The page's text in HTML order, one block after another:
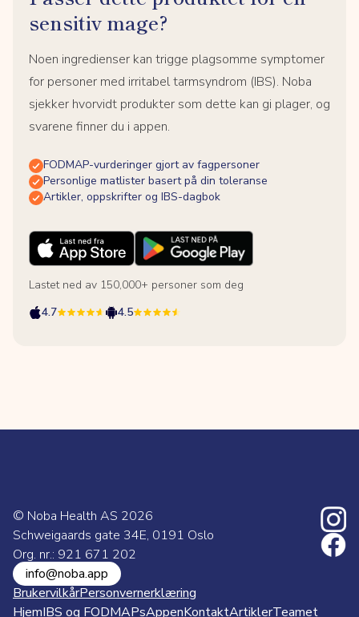
sensitiv mage?
Noen ingredienser kan trigge plagsomme symptomer
for personer med irritabel tarmsyndrom (IBS). Noba
sjekker hvorvidt produkter som dette kan gi plager, og
svarene finner du i appen.
FODMAP-vurderinger gjort av fagpersoner
Personlige matlister basert på din toleranse
Artikler, oppskrifter og IBS-dagbok
Lastet ned av 150,000+ personer som deg
4.7
4.5
© Noba Health AS 2026
Schweigaards gate 34E, 0191 Oslo
Org. nr.: 921 671 202
info@noba.app
BrukervilkårPersonvernerklæring
HjemIBS og FODMAPsAppenKontaktArtiklerTeamet